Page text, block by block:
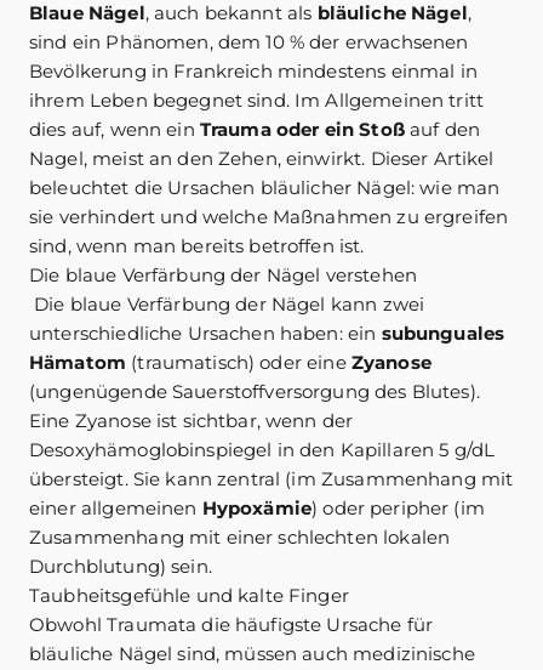
Blaue Nägel, auch bekannt als bläuliche Nägel,
sind ein Phänomen, dem 10 % der erwachsenen
Bevölkerung in Frankreich mindestens einmal in
ihrem Leben begegnet sind. Im Allgemeinen tritt
dies auf, wenn ein Trauma oder ein Stoßauf den
Nagel, meist an den Zehen, einwirkt. Dieser Artikel
beleuchtet die Ursachen bläulicher Nägel: wie man
sie verhindert und welche Maßnahmen zu ergreifen
sind, wenn man bereits betroffen ist.
Die blaue Verfärbung der Nägel verstehen
Die blaue Verfärbung der Nägel kann zwei
unterschiedliche Ursachen haben: ein subunguales
Hämatom (traumatisch) oder eine Zyanose
(ungenügende Sauerstoffversorgung des Blutes).
Eine Zyanose ist sichtbar, wenn der
Desoxyhämoglobinspiegel in den Kapillaren 5 g/dL
übersteigt. Sie kann zentral (im Zusammenhang mit
einer allgemeinen Hypoxämie) oder peripher (im
Zusammenhang mit einer schlechten lokalen
Durchblutung) sein.
Taubheitsgefühle und kalte Finger
Obwohl Traumata die häufigste Ursache für
bläuliche Nägel sind, müssen auch medizinische